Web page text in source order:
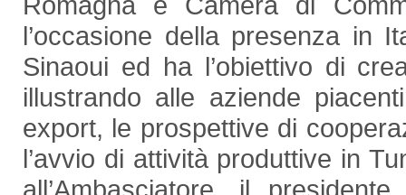
l’occasione della presenza in
Sinaoui ed ha l’obiettivo di
illustrando alle aziende
export, le prospettive di
l’avvio di attività produttive in